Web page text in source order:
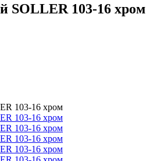
SOLLER 103-16 хром
103-16 хром